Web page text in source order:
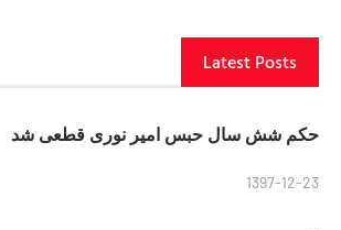
Latest Posts
حکم شش سال حبس امیر نوری قطعی شد
1397-12-23